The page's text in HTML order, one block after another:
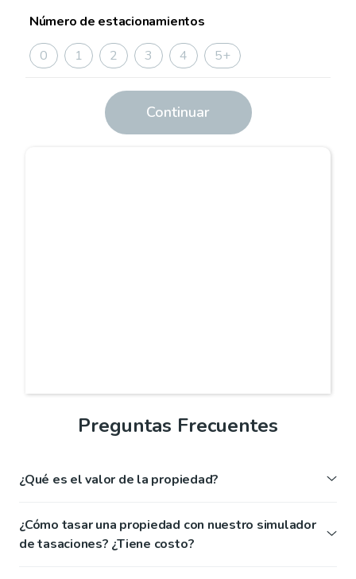
Número de estacionamientos
0
1 2 3 4 5+
Continuar
Preguntas Frecuentes
¿Qué es el valor de la propiedad?
¿Cómo tasar una propiedad con nuestro simulador
de tasaciones? ¿Tiene costo?